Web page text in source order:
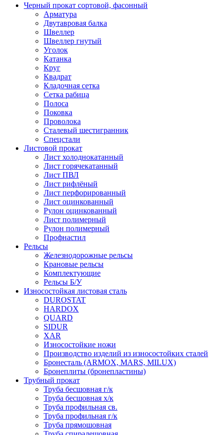
Черный прокат сортовой, фасонный
Арматура
Двутавровая балка
Швеллер
Швеллер гнутый
Уголок
Катанка
Круг
Квадрат
Кладочная сетка
Сетка рабица
Полоса
Поковка
Проволока
Сталевый шестигранник
Спецстали
Листовой прокат
Лист холоднокатанный
Лист горячекатанный
Лист ПВЛ
Лист рифлёный
Лист перфорированный
Лист оцинкованный
Рулон оцинкованный
Лист полимерный
Рулон полимерный
Профнастил
Рельсы
Железнодорожные рельсы
Крановые рельсы
Комплектующие
Рельсы Б/У
Износостойкая листовая сталь
DUROSTAT
HARDOX
QUARD
SIDUR
XAR
Износостойкие ножи
Производство изделий из износостойких сталей
Бронесталь (ARMOX, MARS, MILUX)
Бронеплиты (бронепластины)
Трубный прокат
Труба бесшовная г/к
Труба бесшовная х/к
Труба профильная св.
Труба профильная г/к
Труба прямошовная